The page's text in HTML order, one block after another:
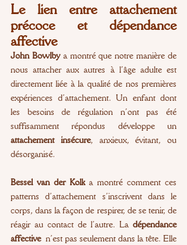
Le lien entre attachement
précoce et dépendance
affective
John Bowlby a montré que notre manière de
nous attacher aux autres à l’âge adulte est
directement liée à la qualité de nos premières
expériences d’attachement. Un enfant dont
les besoins de régulation n’ont pas été
attachement insécure, anxieux, évitant, ou
désorganisé.
Bessel van der Kolk a montré comment ces
patterns d’attachement s’inscrivent dans le
corps, dans la façon de respirer, de se tenir, de
réagir au contact de l’autre. La dépendance
affective n’est pas seulement dans la tête. Elle